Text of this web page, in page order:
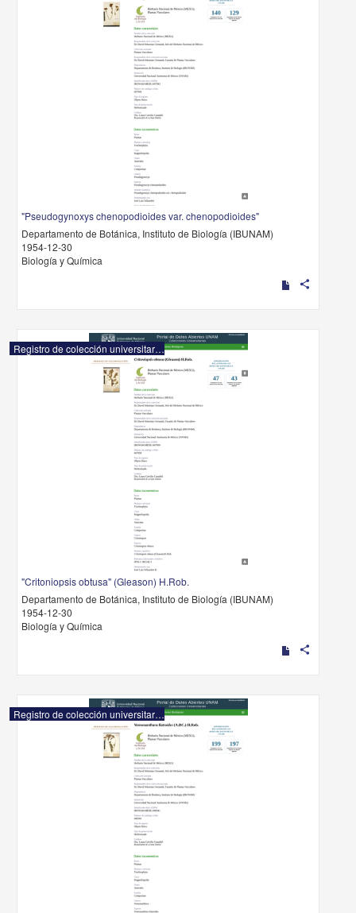
"Pseudogynoxys chenopodioides var. chenopodioides"
Departamento de Botánica, Instituto de Biología (IBUNAM)
1954-12-30
Biología y Química
share
Registro de colección universitaria
"Critoniopsis obtusa" (Gleason) H.Rob.
Departamento de Botánica, Instituto de Biología (IBUNAM)
1954-12-30
Biología y Química
share
Registro de colección universitaria